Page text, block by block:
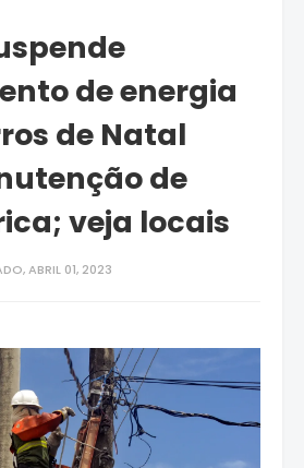
de energia
de Natal
de
veja locais
ABRIL 01, 2023